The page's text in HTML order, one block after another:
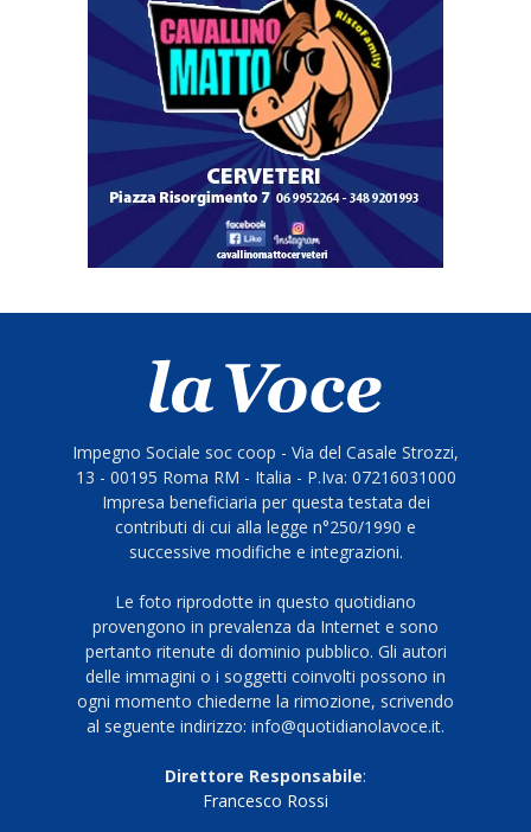
Impegno Sociale soc coop - Via del Casale Strozzi,
13 - 00195 Roma RM - Italia - P.Iva: 07216031000
Impresa beneficiaria per questa testata dei
contributi di cui alla legge n°250/1990 e
successive modifiche e integrazioni.
Le foto riprodotte in questo quotidiano
provengono in prevalenza da Internet e sono
pertanto ritenute di dominio pubblico. Gli autori
delle immagini o i soggetti coinvolti possono in
ogni momento chiederne la rimozione, scrivendo
al seguente indirizzo: info@quotidianolavoce.it.
Direttore Responsabile:
Francesco Rossi